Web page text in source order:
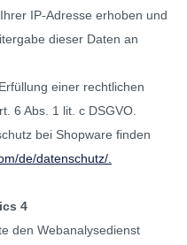
IP-Adresse erhoben und
dieser Daten an
einer rechtlichen
6 Abs. 1 lit. c DSGVO.
bei Shopware finden
de/datenschutz/.
4
den Webanalysedienst